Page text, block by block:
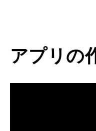
アプリの